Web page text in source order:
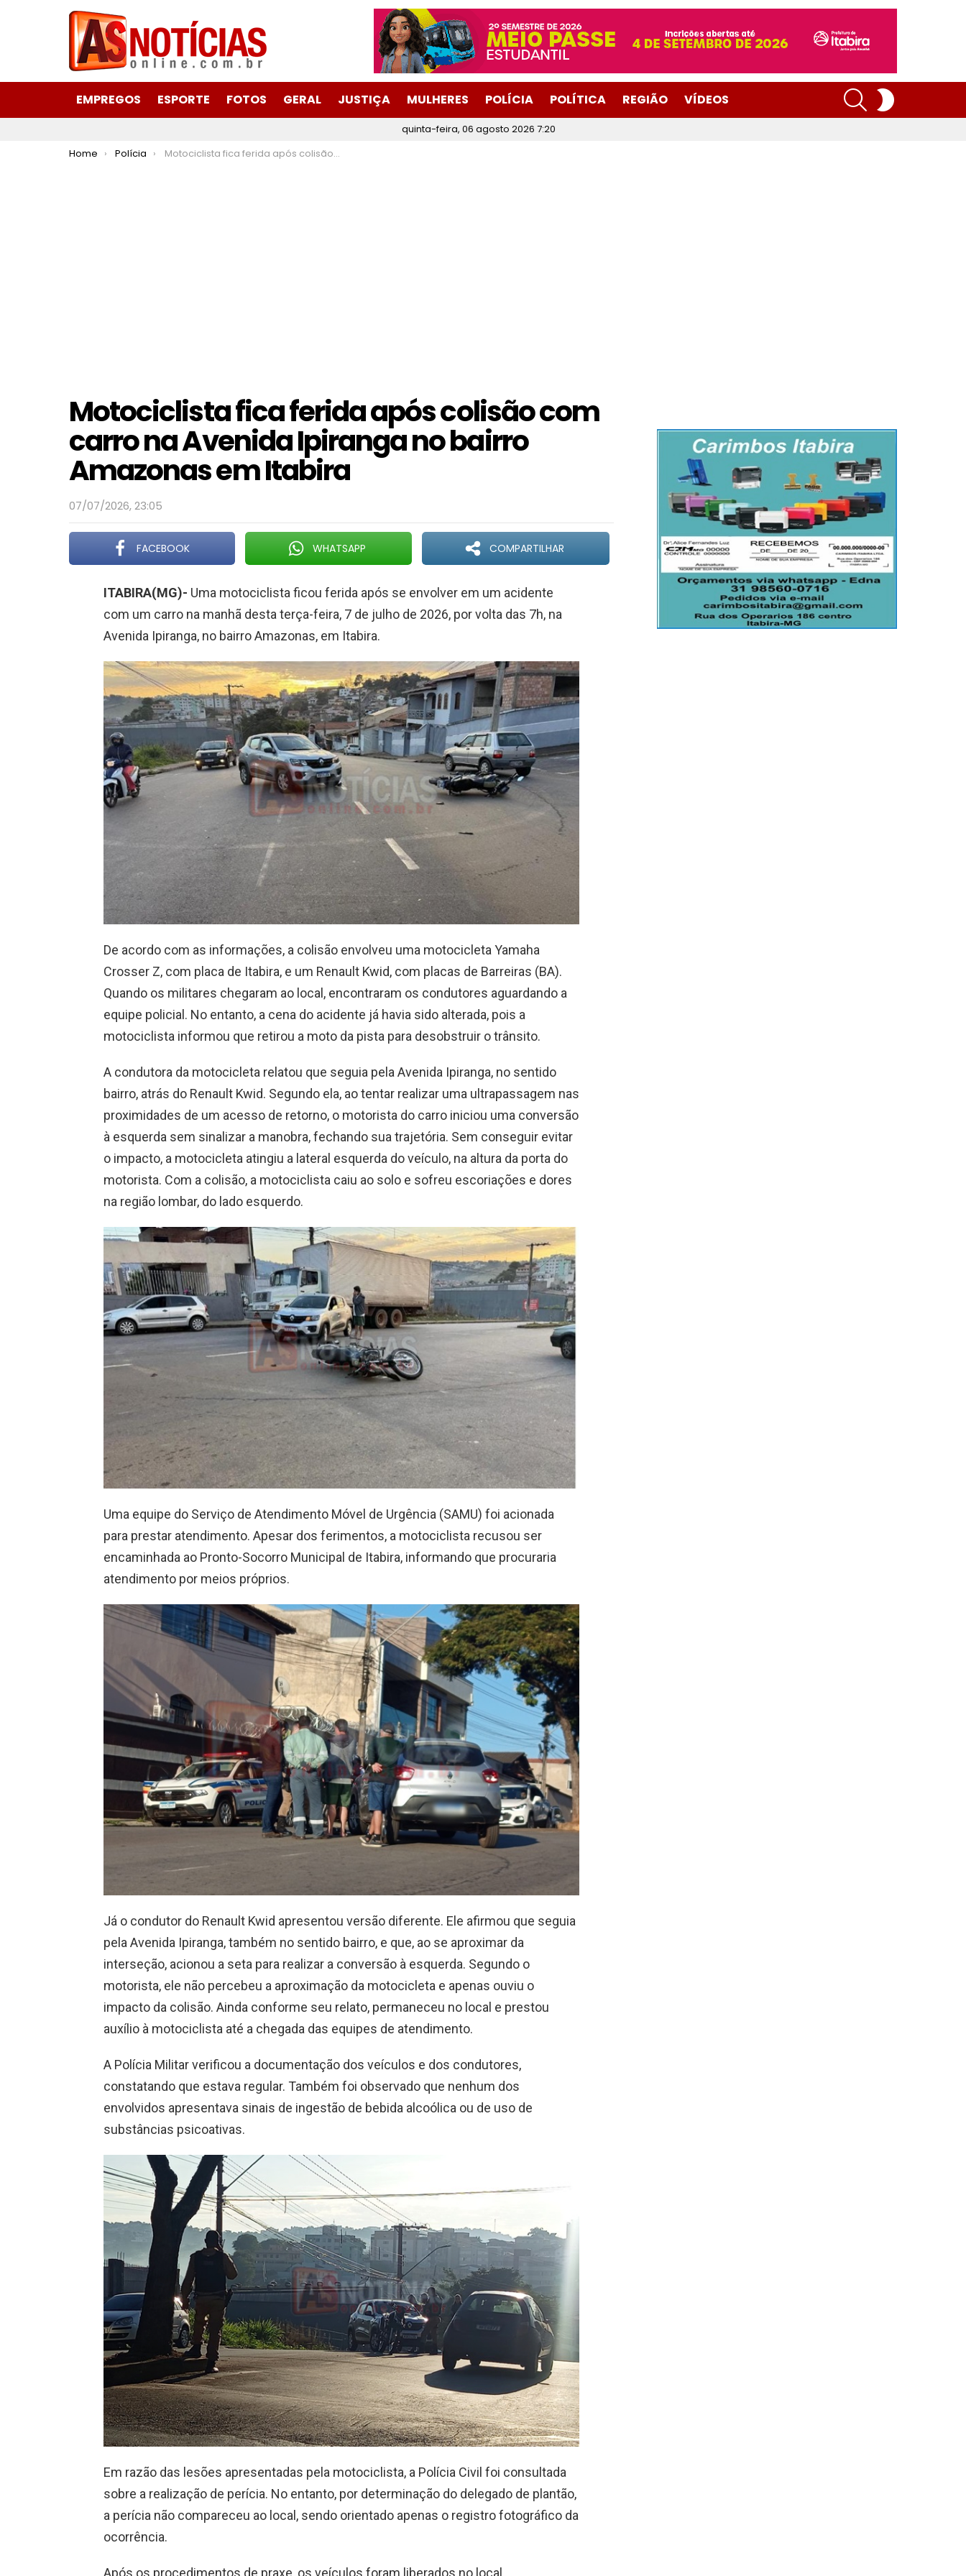
EMPREGOS ESPORTE FOTOS GERAL JUSTIÇA MULHERES POLÍCIA POLÍTICA REGIÃO VÍDEOS
SEARCH
quinta-feira, 06 agosto 2026 7:20
You are here:
Home Polícia Motociclista fica ferida após colisão com carro na Avenida Ipiranga no bairro Amazonas em Itabira
Motociclista fica ferida após colisão com
carro na Avenida Ipiranga no bairro
Amazonas em Itabira
07/07/2026, 23:05
FACEBOOK WHATSAPP COMPARTILHAR
ITABIRA(MG)- Uma motociclista ficou ferida após se envolver em um acidente
com um carro na manhã desta terça-feira, 7 de julho de 2026, por volta das 7h, na
Avenida Ipiranga, no bairro Amazonas, em Itabira.
De acordo com as informações, a colisão envolveu uma motocicleta Yamaha
Crosser Z, com placa de Itabira, e um Renault Kwid, com placas de Barreiras (BA).
Quando os militares chegaram ao local, encontraram os condutores aguardando a
equipe policial. No entanto, a cena do acidente já havia sido alterada, pois a
motociclista informou que retirou a moto da pista para desobstruir o trânsito.
A condutora da motocicleta relatou que seguia pela Avenida Ipiranga, no sentido
bairro, atrás do Renault Kwid. Segundo ela, ao tentar realizar uma ultrapassagem nas
proximidades de um acesso de retorno, o motorista do carro iniciou uma conversão
à esquerda sem sinalizar a manobra, fechando sua trajetória. Sem conseguir evitar
o impacto, a motocicleta atingiu a lateral esquerda do veículo, na altura da porta do
motorista. Com a colisão, a motociclista caiu ao solo e sofreu escoriações e dores
na região lombar, do lado esquerdo.
Uma equipe do Serviço de Atendimento Móvel de Urgência (SAMU) foi acionada
para prestar atendimento. Apesar dos ferimentos, a motociclista recusou ser
encaminhada ao Pronto-Socorro Municipal de Itabira, informando que procuraria
atendimento por meios próprios.
Já o condutor do Renault Kwid apresentou versão diferente. Ele afirmou que seguia
pela Avenida Ipiranga, também no sentido bairro, e que, ao se aproximar da
interseção, acionou a seta para realizar a conversão à esquerda. Segundo o
motorista, ele não percebeu a aproximação da motocicleta e apenas ouviu o
impacto da colisão. Ainda conforme seu relato, permaneceu no local e prestou
auxílio à motociclista até a chegada das equipes de atendimento.
A Polícia Militar verificou a documentação dos veículos e dos condutores,
constatando que estava regular. Também foi observado que nenhum dos
envolvidos apresentava sinais de ingestão de bebida alcoólica ou de uso de
substâncias psicoativas.
Em razão das lesões apresentadas pela motociclista, a Polícia Civil foi consultada
sobre a realização de perícia. No entanto, por determinação do delegado de plantão,
a perícia não compareceu ao local, sendo orientado apenas o registro fotográfico da
ocorrência.
Após os procedimentos de praxe, os veículos foram liberados no local.